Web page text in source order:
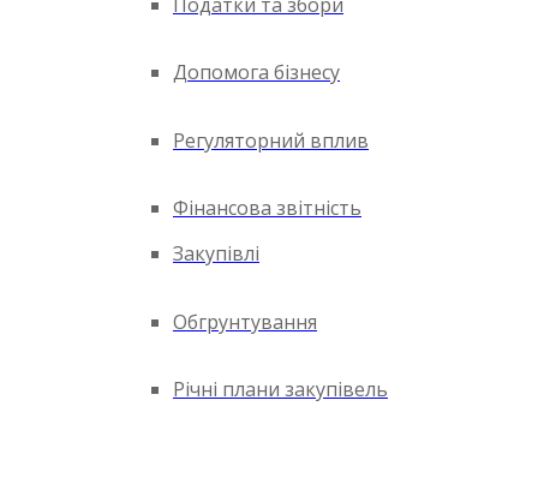
Допомога бізнесу
Регуляторний вплив
Фінансова звітність
Закупівлі
Обгрунтування
Річні плани закупівель